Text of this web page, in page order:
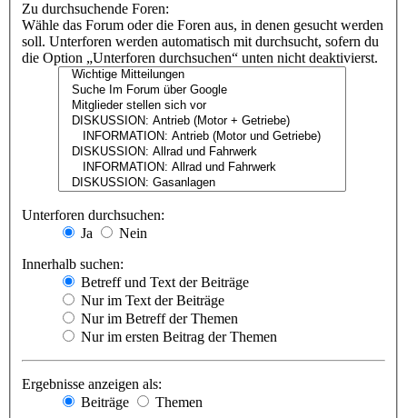
Zu durchsuchende Foren:
Wähle das Forum oder die Foren aus, in denen gesucht werden
soll. Unterforen werden automatisch mit durchsucht, sofern du
die Option „Unterforen durchsuchen“ unten nicht deaktivierst.
Unterforen durchsuchen:
Ja
Nein
Innerhalb suchen:
Betreff und Text der Beiträge
Nur im Text der Beiträge
Nur im Betreff der Themen
Nur im ersten Beitrag der Themen
Ergebnisse anzeigen als:
Beiträge
Themen